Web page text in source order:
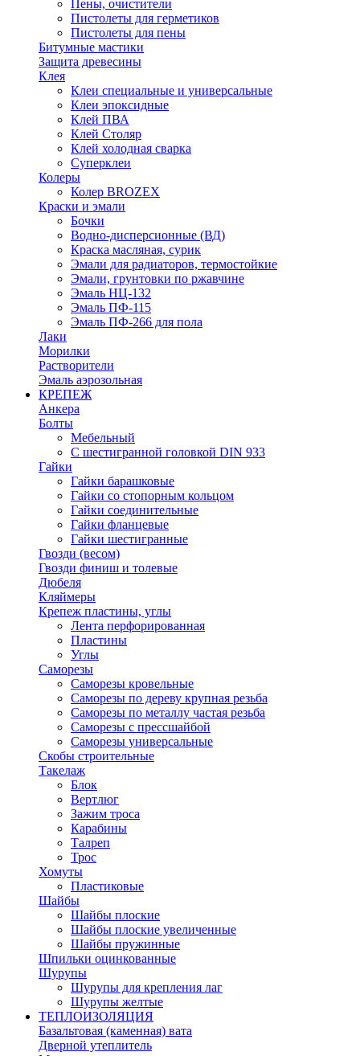
Пены, очистители
Пистолеты для герметиков
Пистолеты для пены
Битумные мастики
Защита древесины
Клея
Клеи специальные и универсальные
Клеи эпоксидные
Клей ПВА
Клей Столяр
Клей холодная сварка
Суперклеи
Колеры
Колер BROZEX
Краски и эмали
Бочки
Водно-дисперсионные (ВД)
Краска масляная, сурик
Эмали для радиаторов, термостойкие
Эмали, грунтовки по ржавчине
Эмаль НЦ-132
Эмаль ПФ-115
Эмаль ПФ-266 для пола
Лаки
Морилки
Растворители
Эмаль аэрозольная
КРЕПЕЖ
Анкера
Болты
Мебельный
С шестигранной головкой DIN 933
Гайки
Гайки барашковые
Гайки со стопорным кольцом
Гайки соединительные
Гайки фланцевые
Гайки шестигранные
Гвозди (весом)
Гвозди финиш и толевые
Дюбеля
Кляймеры
Крепеж пластины, углы
Лента перфорированная
Пластины
Углы
Саморезы
Саморезы кровельные
Саморезы по дереву крупная резьба
Саморезы по металлу частая резьба
Саморезы с прессшайбой
Саморезы универсальные
Скобы строительные
Такелаж
Блок
Вертлюг
Зажим троса
Карабины
Талреп
Трос
Хомуты
Пластиковые
Шайбы
Шайбы плоские
Шайбы плоские увеличенные
Шайбы пружинные
Шпильки оцинкованные
Шурупы
Шурупы для крепления лаг
Шурупы желтые
ТЕПЛОИЗОЛЯЦИЯ
Базальтовая (каменная) вата
Дверной утеплитель